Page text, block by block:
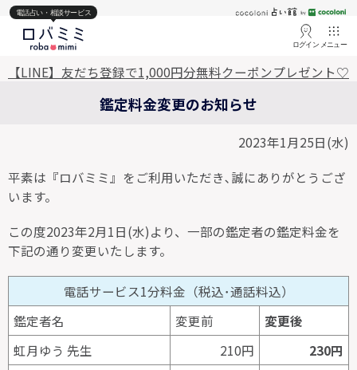
電話占い・相談サービス
ログイン メニュー
【LINE】友だち登録で1,000円分無料クーポンプレゼント♡
鑑定料金変更のお知らせ
2023年1月25日(水)
平素は『ロバミミ』をご利用いただき､誠にありがとうござ
います。
この度2023年2月1日(水)より、一部の鑑定者の鑑定料金を
下記の通り変更いたします。
電話サービス1分料金（税込･通話料込）
鑑定者名
変更前
変更後
虹月ゆう 先生
210円
230円